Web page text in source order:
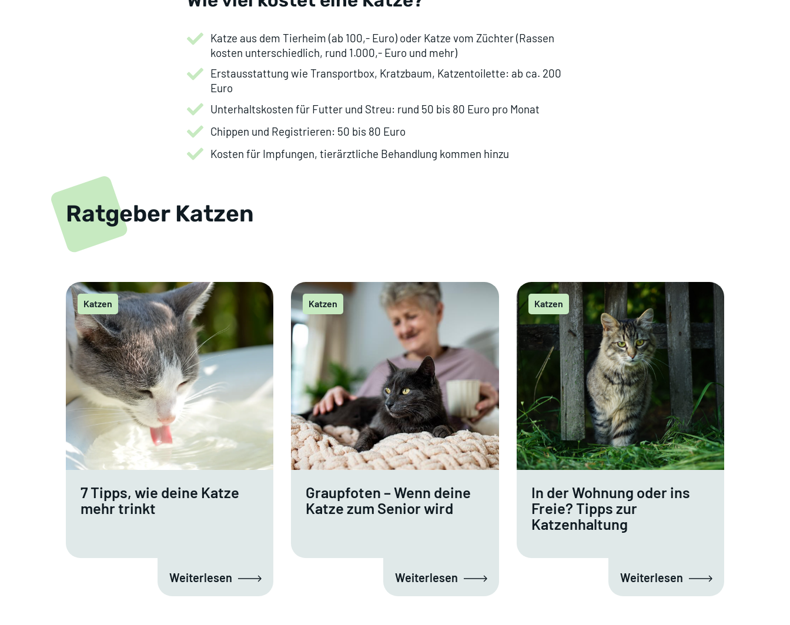
Katze aus dem Tierheim (ab 100,- Euro) oder Katze vom Züchter (Rassen
kosten unterschiedlich, rund 1.000,- Euro und mehr)
Erstausstattung wie Transportbox, Kratzbaum, Katzentoilette: ab ca. 200
Euro
Unterhaltskosten für Futter und Streu: rund 50 bis 80 Euro pro Monat
Chippen und Registrieren: 50 bis 80 Euro
Kosten für Impfungen, tierärztliche Behandlung kommen hinzu
Ratgeber Katzen
Katzen
7 Tipps, wie deine Katze
mehr trinkt
Weiterlesen
Katzen
Graupfoten – Wenn deine
Katze zum Senior wird
Weiterlesen
Katzen
In der Wohnung oder ins
Freie? Tipps zur
Katzenhaltung
Weiterlesen